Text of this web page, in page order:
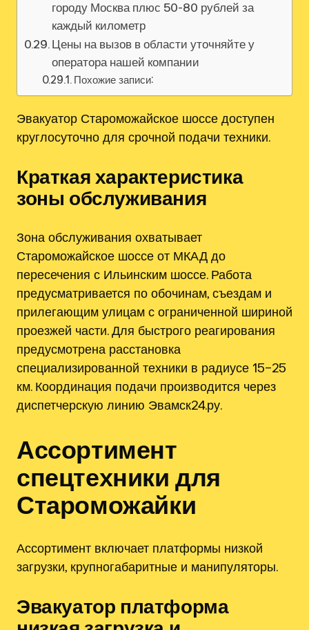
городу Москва плюс 50-80 рублей за
каждый километр
Цены на вызов в области уточняйте у
оператора нашей компании
Похожие записи:
Эвакуатор Староможайское шоссе доступен
круглосуточно для срочной подачи техники.
Краткая характеристика
зоны обслуживания
Зона обслуживания охватывает
Староможайское шоссе от МКАД до
пересечения с Ильинским шоссе. Работа
предусматривается по обочинам, съездам и
прилегающим улицам с ограниченной шириной
проезжей части. Для быстрого реагирования
предусмотрена расстановка
специализированной техники в радиусе 15–25
км. Координация подачи производится через
диспетчерскую линию Эвамск24.ру.
Ассортимент
спецтехники для
Староможайки
Ассортимент включает платформы низкой
загрузки, крупногабаритные и манипуляторы.
Эвакуатор платформа